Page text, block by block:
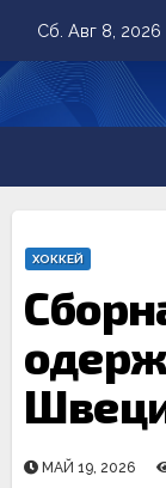
content
Сб. Авг 8, 2026
ХОККЕЙ
МАЙ 19, 2026